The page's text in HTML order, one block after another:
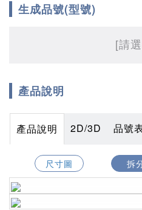
生成品號(型號)
[請
產品說明
產品說明 2D/3D 品號
尺寸圖 拆